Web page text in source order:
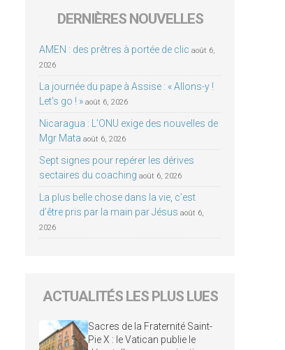
DERNIÈRES NOUVELLES
AMEN : des prêtres à portée de clic août 6,
2026
La journée du pape à Assise : « Allons-y !
Let’s go ! » août 6, 2026
Nicaragua : L’ONU exige des nouvelles de
Mgr Mata août 6, 2026
Sept signes pour repérer les dérives
sectaires du coaching août 6, 2026
La plus belle chose dans la vie, c’est
d’être pris par la main par Jésus août 6,
2026
ACTUALITÉS LES PLUS LUES
Sacres de la Fraternité Saint-
Pie X : le Vatican publie le